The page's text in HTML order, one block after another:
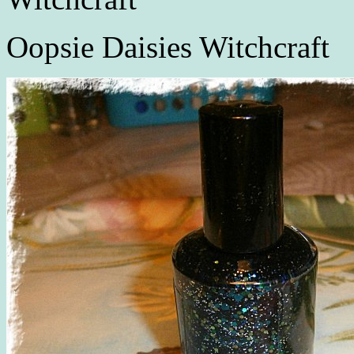
Oopsie Daisies Witchcraft